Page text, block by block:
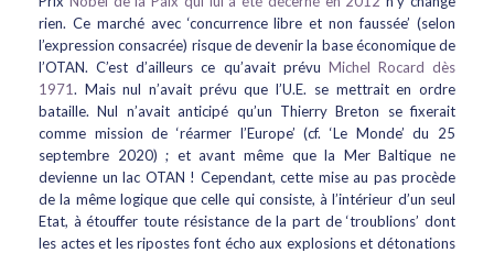
rien. Ce marché avec ‘concurrence libre et non faussée’ (selon
l’expression consacrée) risque de devenir la base économique de
l’OTAN. C’est d’ailleurs ce qu’avait prévu Michel Rocard dès
1971. Mais nul n’avait prévu que l’U.E. se mettrait en ordre
bataille. Nul n’avait anticipé qu’un Thierry Breton se fixerait
comme mission de ‘réarmer l’Europe’ (cf. ‘Le Monde’ du 25
septembre 2020) ; et avant même que la Mer Baltique ne
devienne un lac OTAN ! Cependant, cette mise au pas procède
de la même logique que celle qui consiste, à l’intérieur d’un seul
Etat, à étouffer toute résistance de la part de ‘troublions’ dont
les actes et les ripostes font écho aux explosions et détonations